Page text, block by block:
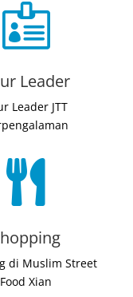

Leader
Leader JTT

di Muslim Street
Food Xian